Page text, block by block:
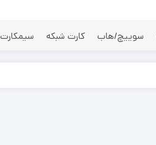
سوییچ/هاب کارت شبکه سیمکارت